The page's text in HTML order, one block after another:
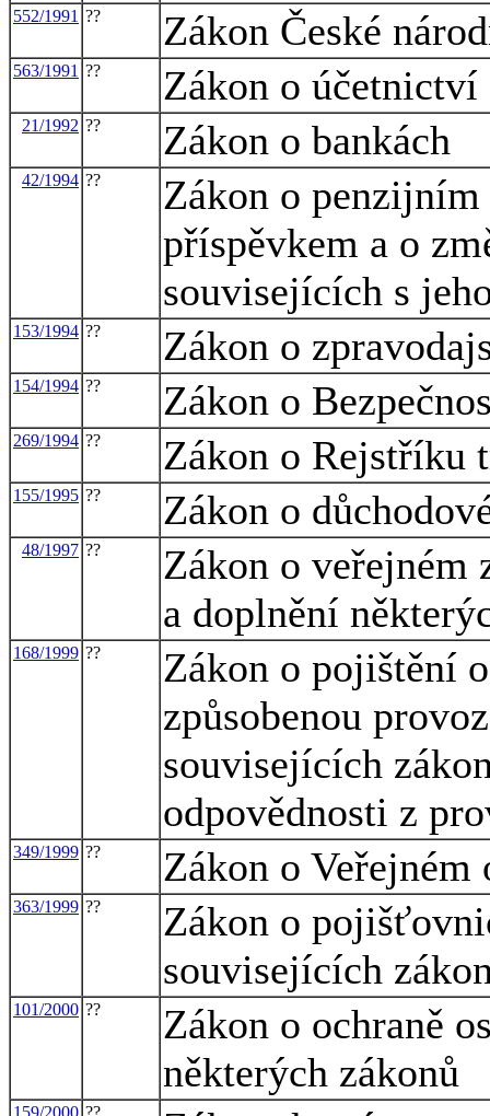
552/1991 ?? Zákon České
563/1991 ?? Zákon o účetnictví
21/1992 ?? Zákon o bankách
42/1994 ??
Zákon o
příspěvkem a o
souvisejících s
153/1994 ?? Zákon o
154/1994 ?? Zákon o
269/1994 ?? Zákon o Rejstříku
155/1995 ?? Zákon o
48/1997 ??
Zákon o veřejném
a doplnění
168/1999 ??
Zákon o pojištění
způsobenou
souvisejících
odpovědnosti z
349/1999 ?? Zákon o Veřejném
363/1999 ??
Zákon o
souvisejících
101/2000 ??
Zákon o ochraně
některých zákonů
159/2000 ??